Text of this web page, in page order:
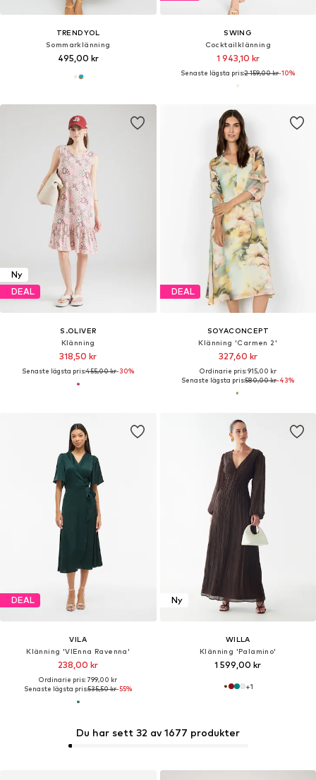
TRENDYOL
Sommarklänning
495,00 kr
SWING
Cocktailklänning
1 943,10 kr
Senaste lägsta pris:2 159,00 kr-10%
Ny
DEAL
S.OLIVER
Klänning
318,50 kr
Senaste lägsta pris:455,00 kr-30%
DEAL
SOYACONCEPT
Klänning 'Carmen 2'
327,60 kr
Ordinarie pris: 915,00 kr
Senaste lägsta pris:580,00 kr-43%
DEAL
VILA
Klänning 'VIEnna Ravenna'
238,00 kr
Ordinarie pris: 799,00 kr
Senaste lägsta pris:535,50 kr-55%
Ny
WILLA
Klänning 'Palamino'
1 599,00 kr
+1
Du har sett 32 av 1677 produkter